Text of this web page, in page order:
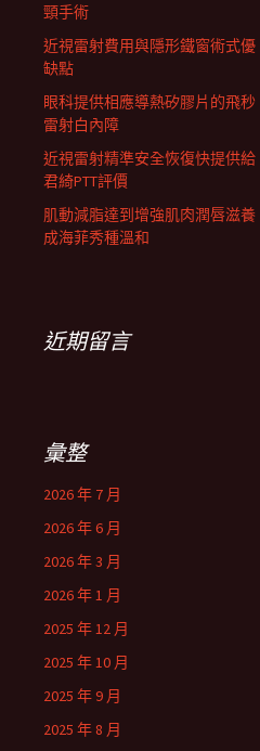
頸手術
近視雷射費用與隱形鐵窗術式優
缺點
眼科提供相應導熱矽膠片的飛秒
雷射白內障
近視雷射精準安全恢復快提供給
君綺PTT評價
肌動減脂達到增強肌肉潤唇滋養
成海菲秀種溫和
近期留言
彙整
2026 年 7 月
2026 年 6 月
2026 年 3 月
2026 年 1 月
2025 年 12 月
2025 年 10 月
2025 年 9 月
2025 年 8 月